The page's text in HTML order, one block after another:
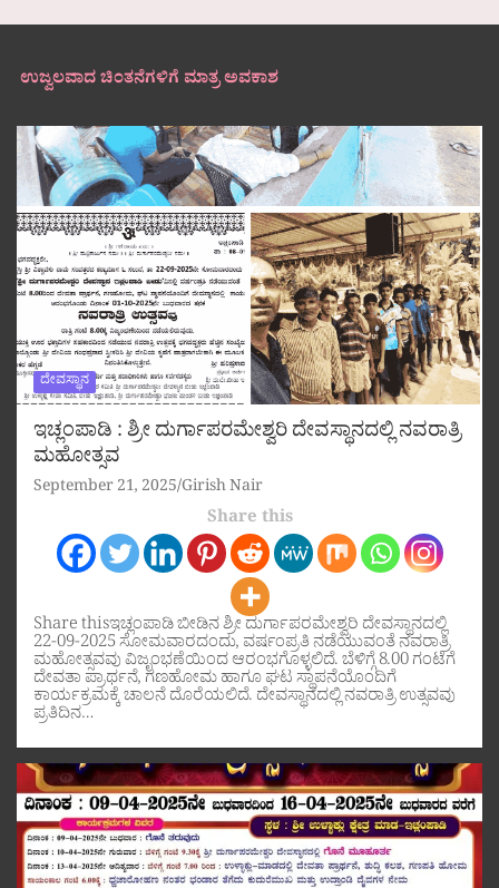
ಉಜ್ವಲವಾದ ಚಿಂತನೆಗಳಿಗೆ ಮಾತ್ರ ಅವಕಾಶ
ದೇವಸ್ಥಾನ
ಇಚ್ಲಂಪಾಡಿ : ಶ್ರೀ ದುರ್ಗಾಪರಮೇಶ್ವರಿ ದೇವಸ್ಥಾನದಲ್ಲಿ ನವರಾತ್ರಿ
ಮಹೋತ್ಸವ
September 21, 2025 Girish Nair
Share this
Share thisಇಚ್ಲಂಪಾಡಿ ಬೀಡಿನ ಶ್ರೀ ದುರ್ಗಾಪರಮೇಶ್ವರಿ ದೇವಸ್ಥಾನದಲ್ಲಿ
22-09-2025 ಸೋಮವಾರದಂದು, ವರ್ಷಂಪ್ರತಿ ನಡೆಯುವಂತೆ ನವರಾತ್ರಿ
ಮಹೋತ್ಸವವು ವಿಜೃಂಭಣೆಯಿಂದ ಆರಂಭಗೊಳ್ಳಲಿದೆ. ಬೆಳಿಗ್ಗೆ 8.00 ಗಂಟೆಗೆ
ದೇವತಾ ಪ್ರಾರ್ಥನೆ, ಗಣಹೋಮ ಹಾಗೂ ಘಟ ಸ್ಥಾಪನೆಯೊಂದಿಗೆ
ಕಾರ್ಯಕ್ರಮಕ್ಕೆ ಚಾಲನೆ ದೊರೆಯಲಿದೆ. ದೇವಸ್ಥಾನದಲ್ಲಿ ನವರಾತ್ರಿ ಉತ್ಸವವು
ಪ್ರತಿದಿನ…